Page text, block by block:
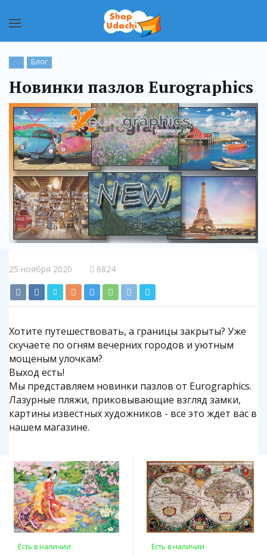
Блог
Новинки пазлов Eurographics
25 ноября 2020 6824
Хотите путешествовать, а границы закрыты? Уже
скучаете по огням вечерних городов и уютным
мощеным улочкам?
Выход есть!
Мы представляем новинки пазлов от Eurographics.
Лазурные пляжи, приковывающие взгляд замки,
картины известных художников - все это ждет вас в
нашем магазине.
Есть в наличии Есть в наличии